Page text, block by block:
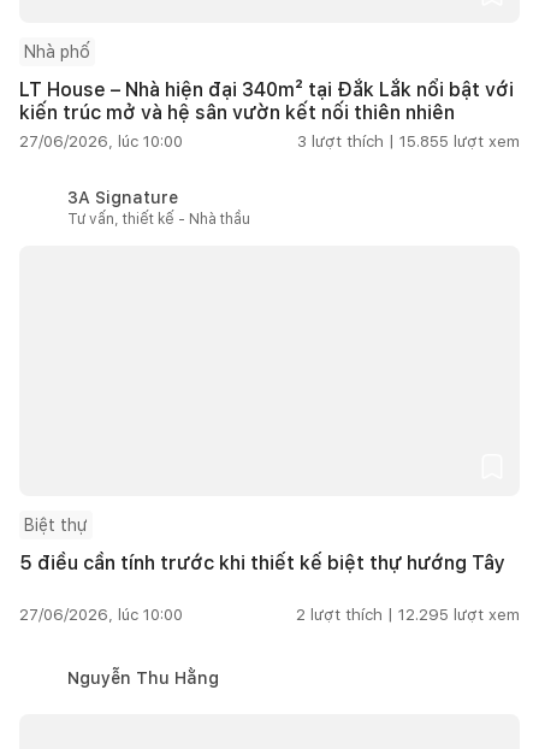
Nhà phố
LT House – Nhà hiện đại 340m² tại Đắk Lắk nổi bật với
kiến trúc mở và hệ sân vườn kết nối thiên nhiên
27/06/2026, lúc 10:00 3 lượt thích | 15.855 lượt xem
3A Signature
Tư vấn, thiết kế - Nhà thầu
Biệt thự
5 điều cần tính trước khi thiết kế biệt thự hướng Tây
27/06/2026, lúc 10:00 2 lượt thích | 12.295 lượt xem
Nguyễn Thu Hằng